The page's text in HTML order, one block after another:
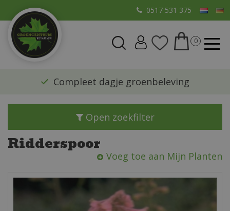
a
0517 531 375
​Compleet dagje groenbeleving
Open zoekfilter
Ridderspoor
Voeg toe aan Mijn Planten